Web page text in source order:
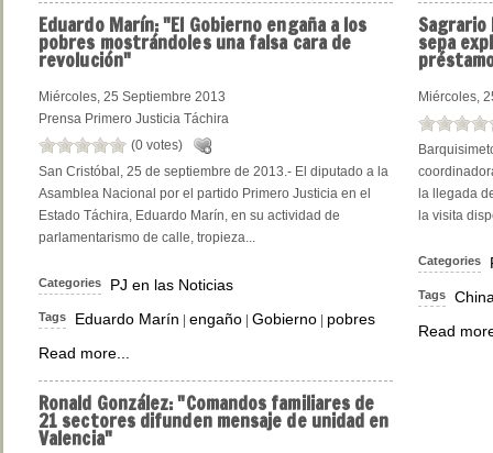
EduardoMarín: "El Gobierno engaña a los
pobres mostrándoles una falsa cara de
revolución"
Miércoles, 25 Septiembre 2013
Prensa Primero Justicia Táchira
(0 votes)
San Cristóbal, 25 de septiembre de 2013.- El diputado a la
Asamblea Nacional por el partido Primero Justicia en el
Estado Táchira, Eduardo Marín, en su actividad de
parlamentarismo de calle, tropieza...
Categories PJ en las Noticias
Tags Eduardo Marín | engaño | Gobierno | pobres
Read more...
Sagrario
sepa
Miércoles,
la llegada
la visita
Categories
Tags
Read
Ronald González: "Comandos familiares de
21 sectores difunden mensaje de unidad en
Valencia"